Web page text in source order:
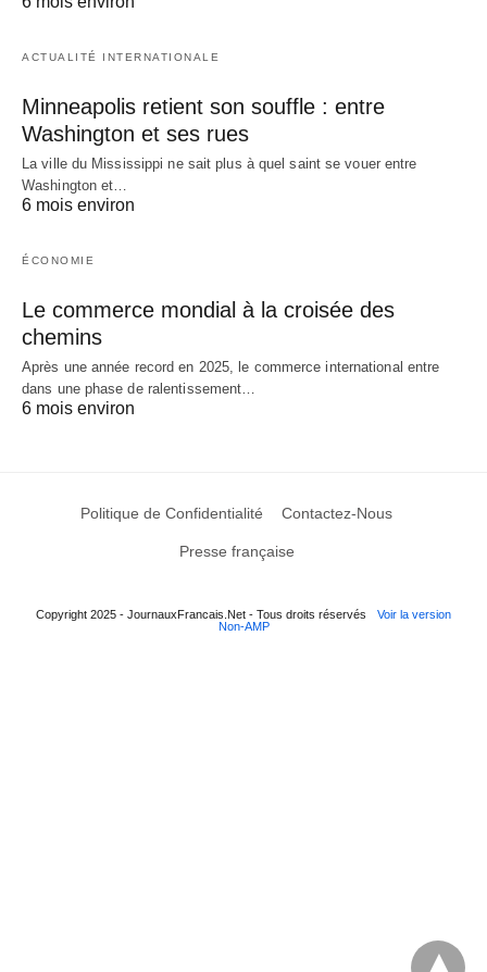
ACTUALITÉ INTERNATIONALE
Minneapolis retient son souffle : entre
Washington et ses rues
La ville du Mississippi ne sait plus à quel saint se vouer entre
Washington et…
6 mois environ
ÉCONOMIE
Le commerce mondial à la croisée des
chemins
Après une année record en 2025, le commerce international entre
dans une phase de ralentissement…
6 mois environ
Politique de Confidentialité Contactez-Nous
Presse française
Copyright 2025 - JournauxFrancais.Net - Tous droits réservés
Voir la version
Non-AMP